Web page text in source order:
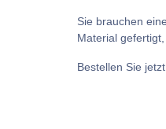
Sie brauchen
Material
Bestellen Sie